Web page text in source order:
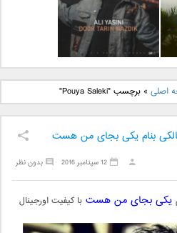
دانلود آهنگ جدید علی
یاسینی بنام دورترین نزدیکاصلی »برچسب "Pouya Saleki"
بنام یکی بجای من هست
بدون نظر 12 سپتامبر 2016
یکی بجای من هست با کیفیت اورجینال